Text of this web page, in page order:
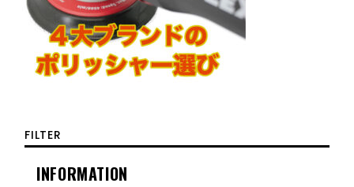
FILTER
INFORMATION